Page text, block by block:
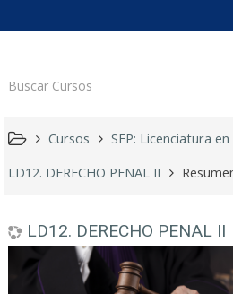
Cursos
SEP: Licenciatura
LD12. DERECHO PENAL II
LD12. DERECHO PENAL II